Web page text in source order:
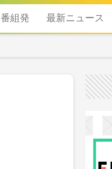
番組発 最新ニュース